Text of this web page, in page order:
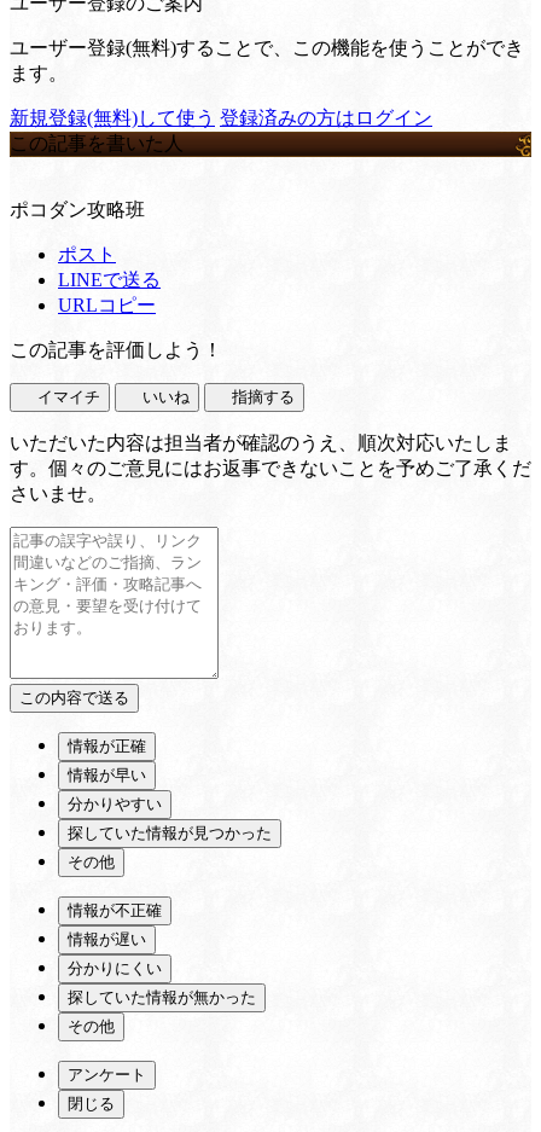
ユーザー登録(無料)することで、この機能を使うことができ
ます。
新規登録(無料)して使う 登録済みの方はログイン
この記事を書いた人
ポコダン攻略班
ポスト
LINEで送る
URLコピー
この記事を評価しよう！
イマイチ いいね 指摘する
いただいた内容は担当者が確認のうえ、順次対応いたしま
す。個々のご意見にはお返事できないことを予めご了承くだ
さいませ。
情報が正確
情報が早い
分かりやすい
探していた情報が見つかった
その他
情報が不正確
情報が遅い
分かりにくい
探していた情報が無かった
その他
アンケート
閉じる